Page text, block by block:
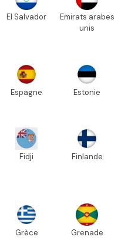
El Salvador
Emirats arabes
unis
Espagne Estonie
Fidji Finlande
Grèce Grenade